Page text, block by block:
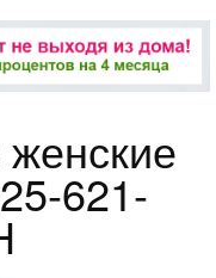
621-